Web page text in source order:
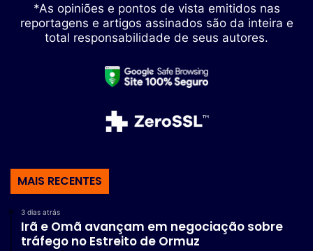
*As opiniões e pontos de vista emitidos nas
reportagens e artigos assinados são da inteira e
total responsabilidade de seus autores.
MAIS RECENTES
3 dias atrás
Irã e Omã avançam em negociação sobre
tráfego no Estreito de Ormuz